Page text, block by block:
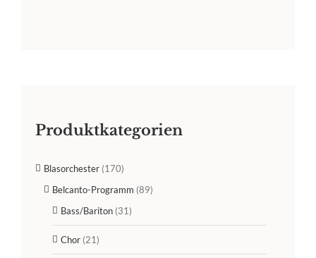
Produktkategorien
Blasorchester (170)
Belcanto-Programm (89)
Bass/Bariton (31)
Chor (21)